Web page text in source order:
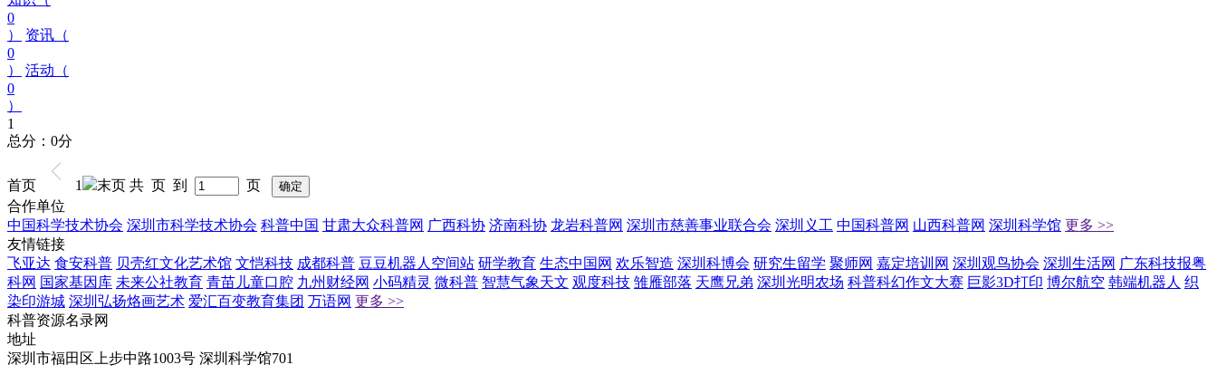
0
）
资讯（
0
）
活动（
0
）
1
总分：0分
首页 1 末页 共 页 到
页
合作单位
中国科学技术协会 深圳市科学技术协会 科普中国 甘肃大众科普网 广西科协 济南科协 龙岩科普网 深圳市慈善事业联合会 深圳义工 中国科普网 山西科普网 深圳科学馆 更多 >>
友情链接
飞亚达 食安科普 贝壳红文化艺术馆 文恺科技 成都科普 豆豆机器人空间站 研学教育 生态中国网 欢乐智造 深圳科博会 研究生留学 聚师网 嘉定培训网 深圳观鸟协会 深圳生活网 广东科技报粤
科网 国家基因库 未来公社教育 青苗儿童口腔 九州财经网 小码精灵 微科普 智慧气象天文 观度科技 雏雁部落 天鹰兄弟 深圳光明农场 科普科幻作文大赛 巨影3D打印 博尔航空 韩端机器人 织
染印游城 深圳弘扬烙画艺术 爱汇百变教育集团 万语网 更多 >>
科普资源名录网
地址
深圳市福田区上步中路1003号 深圳科学馆701